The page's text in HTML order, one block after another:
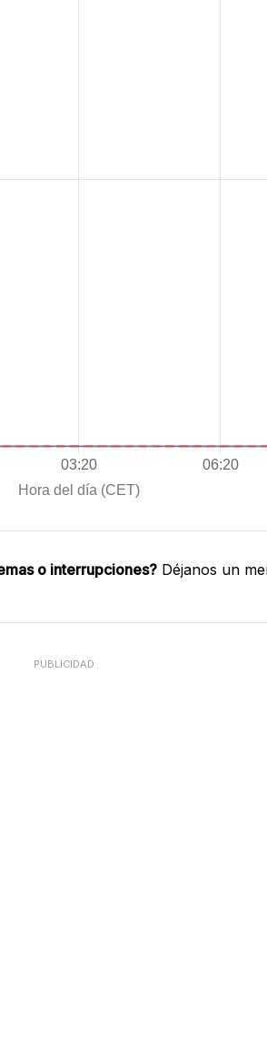
o interrupciones? Déjanos un
PUBLICIDAD